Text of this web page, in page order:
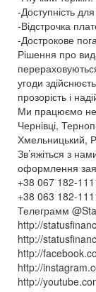
-Доступність
-Відстрочка
-Дострокове
Рішення про
угоди
прозорість і
Ми працюємо не
Чернівці,
Хмельницький,
Зв’яжіться з
оформлення
+38 067 182-
+38 063 182-
Телеграмм
http://
http://
http://
http://
http://